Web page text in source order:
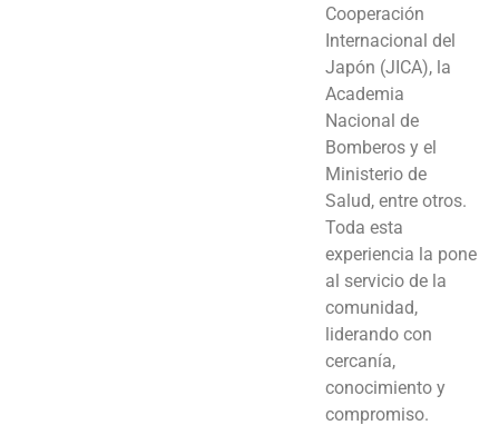
Cooperación
Internacional del
Japón (JICA), la
Academia
Nacional de
Bomberos y el
Ministerio de
Salud, entre otros.
Toda esta
experiencia la pone
al servicio de la
comunidad,
liderando con
cercanía,
conocimiento y
compromiso.